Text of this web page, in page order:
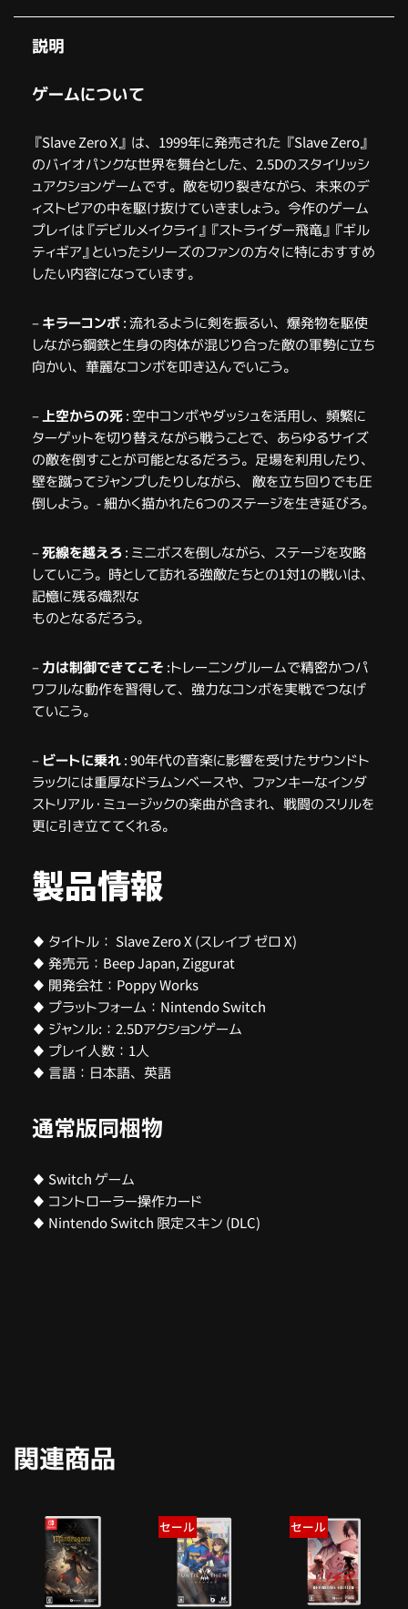
説明
ゲームについて
『Slave Zero X』 は、1999年に発売された 『Slave Zero』
のバイオパンクな世界を舞台とした、2.5Dのスタイリッシ
ュアクションゲームです。敵を切り裂きながら、未来のデ
ィストピアの中を駆け抜けていきましょう。今作のゲーム
プレイは『デビルメイクライ』『ストライダー飛竜』『ギル
ティギア』といったシリーズのファンの方々に特におすすめ
したい内容になっています。
–キラーコンボ: 流れるように剣を振るい、爆発物を駆使
しながら鋼鉄と生身の肉体が混じり合った敵の軍勢に立ち
向かい、華麗なコンボを叩き込んでいこう。
–上空からの死​ : 空中コンボやダッシュを活用し、頻繁に
ターゲットを切り替えながら戦うことで、あらゆるサイズ
の敵を倒すことが可能となるだろう。足場を利用したり、
壁を蹴ってジャンプしたりしながら、 敵を立ち回りでも圧
倒しよう。- 細かく描かれた6つのステージを生き延びろ。
–死線を越えろ : ミニボスを倒しながら、ステージを攻略
していこう。時として訪れる強敵たちとの1対1の戦いは、
記憶に残る熾烈な
ものとなるだろう。
–力は制御できてこそ :トレーニングルームで精密かつパ
ワフルな動作を習得して、強力なコンボを実戦でつなげ
ていこう。
– ビートに乗れ: 90年代の音楽に影響を受けたサウンドト
ラックには重厚なドラムンベースや、ファンキーなインダ
ストリアル・ミュージックの楽曲が含まれ、戦闘のスリルを
更に引き立ててくれる。
製品情報
♦ タイトル： Slave Zero X (スレイブ ゼロ X)
♦ 発売元：Beep Japan, Ziggurat
♦ 開発会社：Poppy Works
♦ プラットフォーム：Nintendo Switch
♦ ジャンル:：2.5Dアクションゲーム
♦ プレイ人数：1人
♦ 言語：日本語、英語
通常版同梱物
♦ Switch ゲーム
♦ コントローラー操作カード
♦ Nintendo Switch 限定スキン (DLC)
関連商品
セール セール